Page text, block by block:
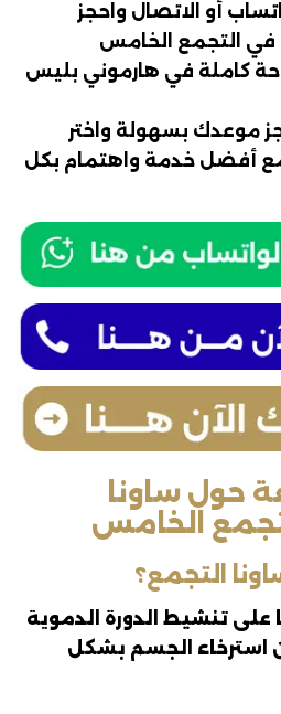
أو الاتصال واحجز
في التجمع الخامس
كاملة في هارموني بليس
موعدك بسهولة واختر
مع أفضل خدمة واهتمام بكل
حول ساونا
الخامس
التجمع؟
تنشيط الدورة الدموية
استرخاء الجسم بشكل